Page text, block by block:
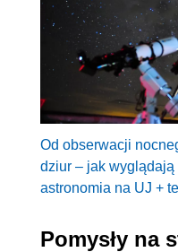
Od obserwacji
dziur – jak
astronomia na UJ +
Pomysły na